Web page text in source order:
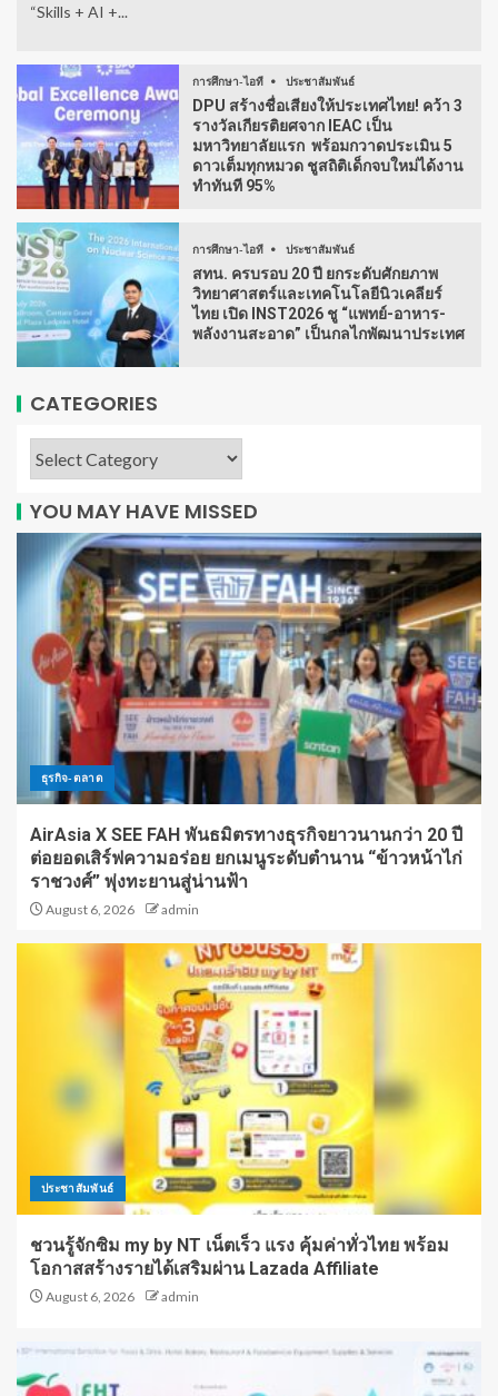
“Skills + AI +...
การศึกษา-ไอที ประชาสัมพันธ์
DPU สร้างชื่อเสียงให้ประเทศไทย! คว้า 3
รางวัลเกียรติยศจาก IEAC เป็น
มหาวิทยาลัยแรก พร้อมกวาดประเมิน 5
ดาวเต็มทุกหมวด ชูสถิติเด็กจบใหม่ได้งาน
ทำทันที 95%
การศึกษา-ไอที ประชาสัมพันธ์
สทน. ครบรอบ 20 ปี ยกระดับศักยภาพ
วิทยาศาสตร์และเทคโนโลยีนิวเคลียร์
ไทย เปิด INST2026 ชู “แพทย์-อาหาร-
พลังงานสะอาด” เป็นกลไกพัฒนาประเทศ
CATEGORIES
YOU MAY HAVE MISSED
ธุรกิจ-ตลาด
AirAsia X SEE FAH พันธมิตรทางธุรกิจยาวนานกว่า 20 ปี
ต่อยอดเสิร์ฟความอร่อย ยกเมนูระดับตำนาน “ข้าวหน้าไก่
ราชวงศ์” พุ่งทะยานสู่น่านฟ้า
August 6, 2026 admin
ประชาสัมพันธ์
ชวนรู้จักซิม my by NT เน็ตเร็ว แรง คุ้มค่าทั่วไทย พร้อม
โอกาสสร้างรายได้เสริมผ่าน Lazada Affiliate
August 6, 2026 admin